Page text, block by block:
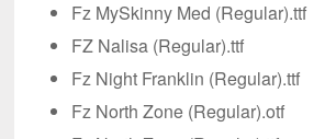
Fz MySkinny Med (Regular).ttf
FZ Nalisa (Regular).ttf
Fz Night Franklin (Regular).ttf
Fz North Zone (Regular).otf